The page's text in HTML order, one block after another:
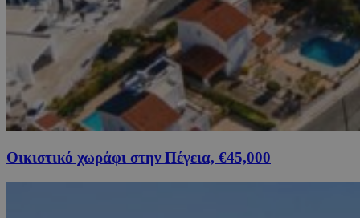
Οικιστικό χωράφι στην Πέγεια, €45,000